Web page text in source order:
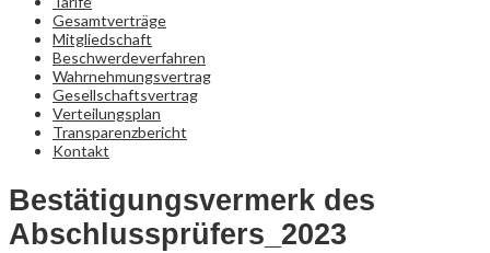
Gesamtverträge
Mitgliedschaft
Beschwerdeverfahren
Wahrnehmungsvertrag
Gesellschaftsvertrag
Verteilungsplan
Transparenzbericht
Kontakt
Bestätigungsvermerk des
Abschlussprüfers_2023